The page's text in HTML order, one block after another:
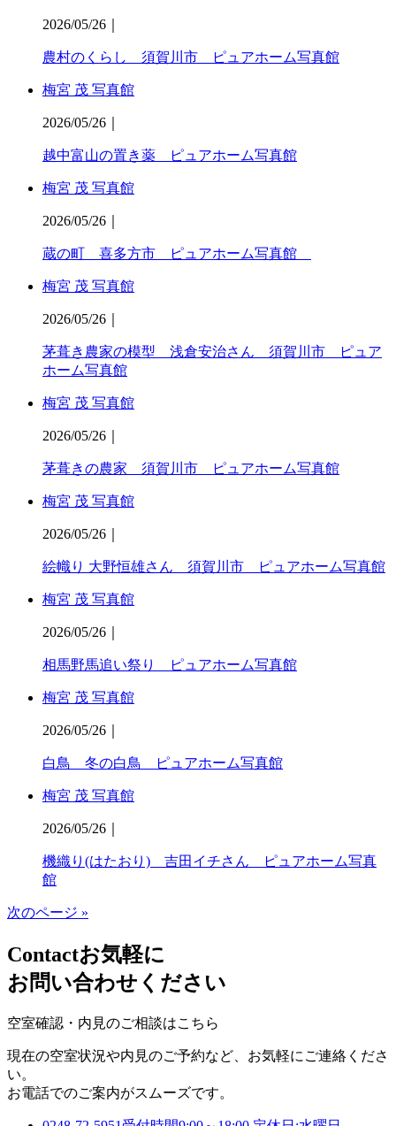
2026/05/26
農村のくらし 須賀川市 ピュアホーム写真館
梅宮 茂 写真館
2026/05/26
越中富山の置き薬 ピュアホーム写真館
梅宮 茂 写真館
2026/05/26
蔵の町 喜多方市 ピュアホーム写真館
梅宮 茂 写真館
2026/05/26
茅葺き農家の模型 浅倉安治さん 須賀川市 ピュア
ホーム写真館
梅宮 茂 写真館
2026/05/26
茅葺きの農家 須賀川市 ピュアホーム写真館
梅宮 茂 写真館
2026/05/26
絵幟り 大野恒雄さん 須賀川市 ピュアホーム写真館
梅宮 茂 写真館
2026/05/26
相馬野馬追い祭り ピュアホーム写真館
梅宮 茂 写真館
2026/05/26
白鳥 冬の白鳥 ピュアホーム写真館
梅宮 茂 写真館
2026/05/26
機織り(はたおり) 吉田イチさん ピュアホーム写真
館
次のページ »
Contactお気軽に
お問い合わせください
空室確認・内見のご相談はこちら
現在の空室状況や内見のご予約など、お気軽にご連絡くださ
い。
お電話でのご案内がスムーズです。